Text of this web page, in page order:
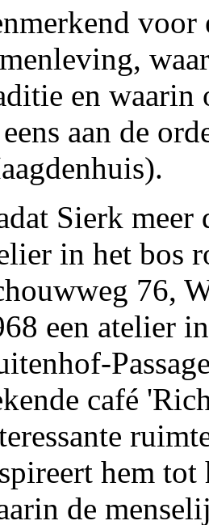
voor
en waarin
aan de
Sierk
in het bos
76,
een atelier
café
hem tot
de